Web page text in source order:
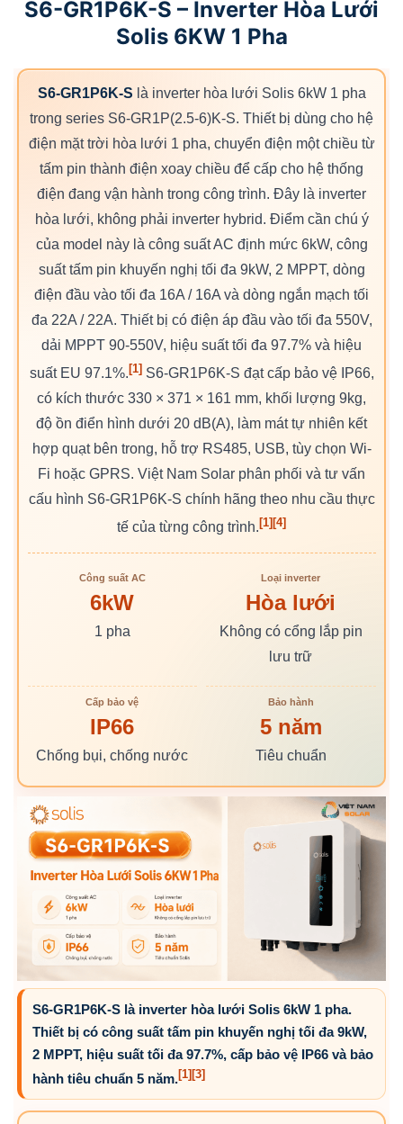
S6-GR1P6K-S – Inverter Hòa Lưới
Solis 6KW 1 Pha
S6-GR1P6K-S là inverter hòa lưới Solis 6kW 1 pha
trong series S6-GR1P(2.5-6)K-S. Thiết bị dùng cho hệ
điện mặt trời hòa lưới 1 pha, chuyển điện một chiều từ
tấm pin thành điện xoay chiều để cấp cho hệ thống
điện đang vận hành trong công trình. Đây là inverter
hòa lưới, không phải inverter hybrid. Điểm cần chú ý
của model này là công suất AC định mức 6kW, công
suất tấm pin khuyến nghị tối đa 9kW, 2 MPPT, dòng
điện đầu vào tối đa 16A / 16A và dòng ngắn mạch tối
đa 22A / 22A. Thiết bị có điện áp đầu vào tối đa 550V,
dải MPPT 90-550V, hiệu suất tối đa 97.7% và hiệu
suất EU 97.1%. [1]S6-GR1P6K-S đạt cấp bảo vệ IP66,
có kích thước 330 × 371 × 161 mm, khối lượng 9kg,
độ ồn điển hình dưới 20 dB(A), làm mát tự nhiên kết
hợp quạt bên trong, hỗ trợ RS485, USB, tùy chọn Wi-
Fi hoặc GPRS. Việt Nam Solar phân phối và tư vấn
cấu hình S6-GR1P6K-S chính hãng theo nhu cầu thực
tế của từng công trình. [1] [4]
Công suất AC
6kW
1 pha
Loại inverter
Hòa lưới
Không có cổng lắp pin
lưu trữ
Cấp bảo vệ
IP66
Chống bụi, chống nước
Bảo hành
5 năm
Tiêu chuẩn
S6-GR1P6K-S là inverter hòa lưới Solis 6kW 1 pha.
Thiết bị có công suất tấm pin khuyến nghị tối đa 9kW,
2 MPPT, hiệu suất tối đa 97.7%, cấp bảo vệ IP66 và bảo
hành tiêu chuẩn 5 năm.[1] [3]